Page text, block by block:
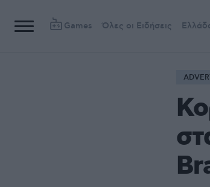
Games Όλες οι Ειδήσεις